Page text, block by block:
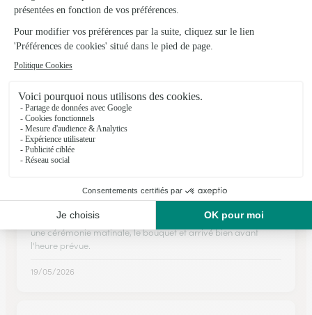
08/03/2026
★ ★ ★ ★
2 commandes 2 satisfactions
18/07/2026
Le service d'interflora s'est déroulé…
Le service d'interflora s'est déroulé parfaitement bien. Malgré
une cérémonie matinale, le bouquet et arrivé bien avant
l'heure prévue.
19/05/2026